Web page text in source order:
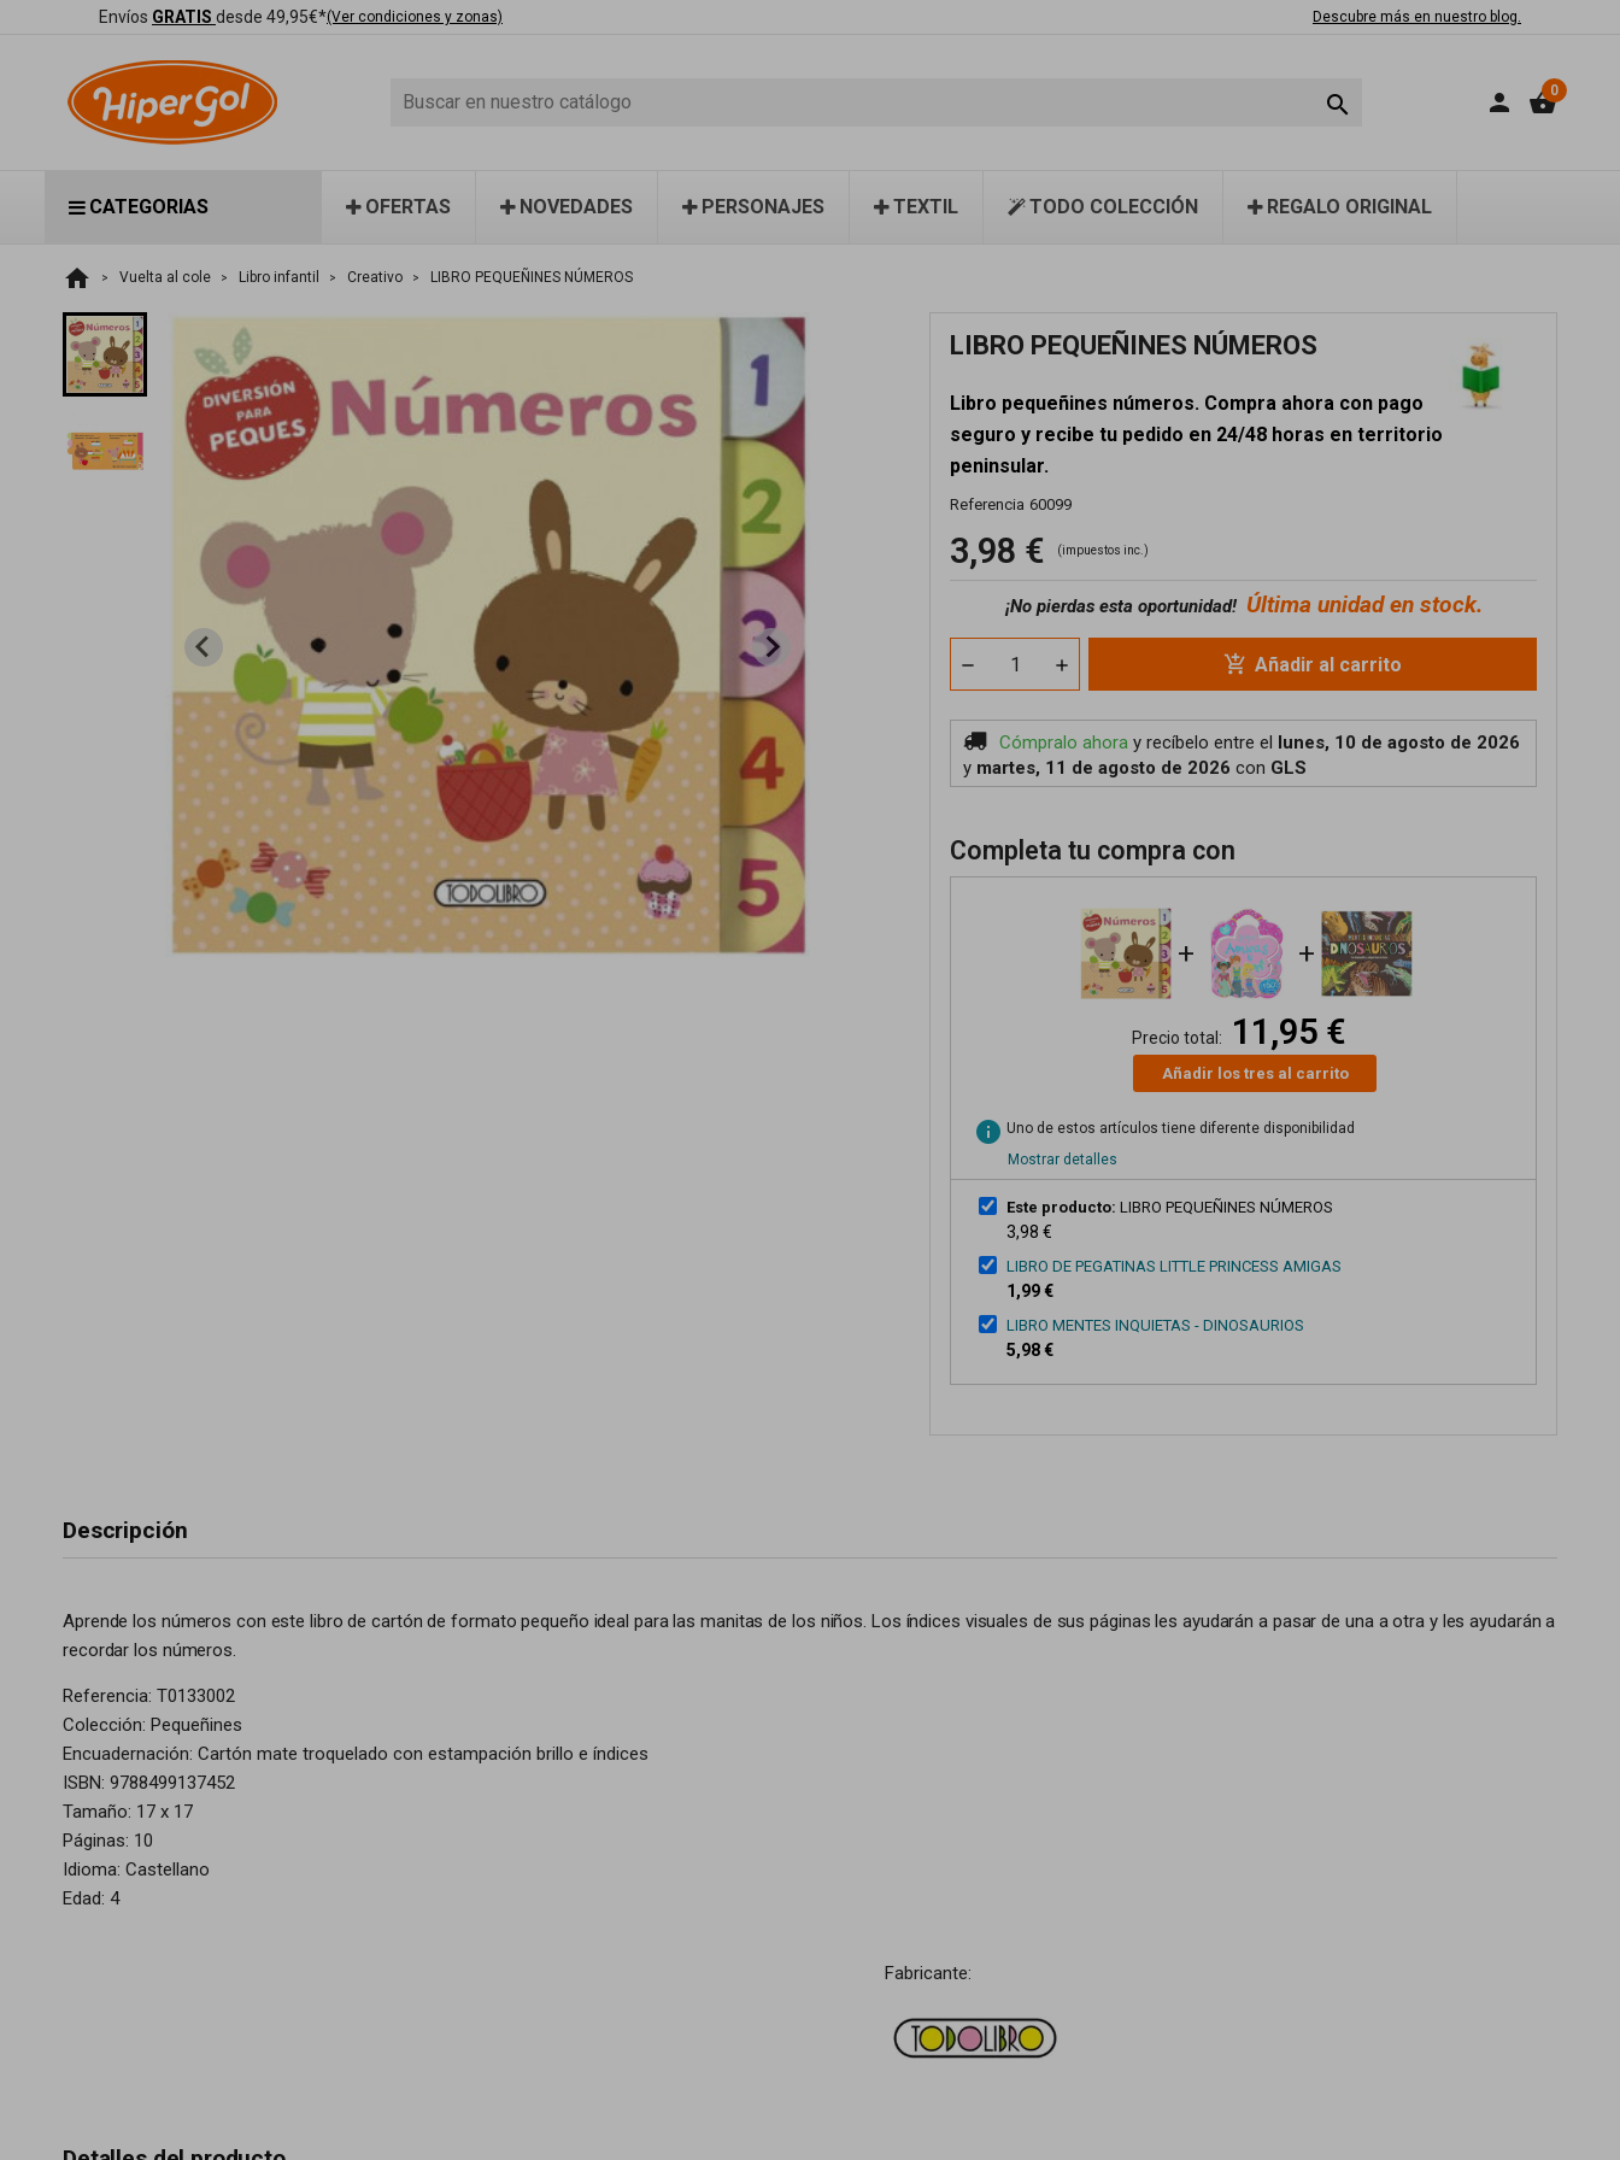
Envíos GRATIS desde 49,95€*(Ver condiciones y zonas) Descubre más en nuestro blog.
 person shopping_basket0
CATEGORIAS OFERTAS NOVEDADES PERSONAJES TEXTIL TODO COLECCIÓN REGALO ORIGINAL
home Vuelta al cole Libro infantil Creativo LIBRO PEQUEÑINES NÚMEROS
LIBRO PEQUEÑINES NÚMEROS
Libro pequeñines números. Compra ahora con pago
seguro y recibe tu pedido en 24/48 horas en territorio
peninsular.
Referencia 60099
3,98 € (impuestos inc.)
¡No pierdas esta oportunidad! Última unidad en stock.
add_shopping_cart Añadir al carrito
Cómpralo ahoray recíbeloentre el lunes, 10 de agosto de 2026
y martes, 11 de agosto de 2026 con GLS
Completa tu compra con
+ +
Precio total: 11,95 €
Añadir los tres al carrito
info Uno de estos artículos tiene diferente disponibilidad
Mostrar detalles
Este producto: LIBRO PEQUEÑINES NÚMEROS
3,98 €
LIBRO DE PEGATINAS LITTLE PRINCESS AMIGAS
1,99 €
LIBRO MENTES INQUIETAS - DINOSAURIOS
5,98 €
Descripción
Aprende los números con este libro de cartón de formato pequeño ideal para las manitas de los niños. Los índices visuales de sus páginas les ayudarán a pasar de una a otra y les ayudarán a
recordar los números.
Referencia: T0133002
Colección: Pequeñines
Encuadernación: Cartón mate troquelado con estampación brillo e índices
ISBN: 9788499137452
Tamaño: 17 x 17
Páginas: 10
Idioma: Castellano
Edad: 4
Fabricante: